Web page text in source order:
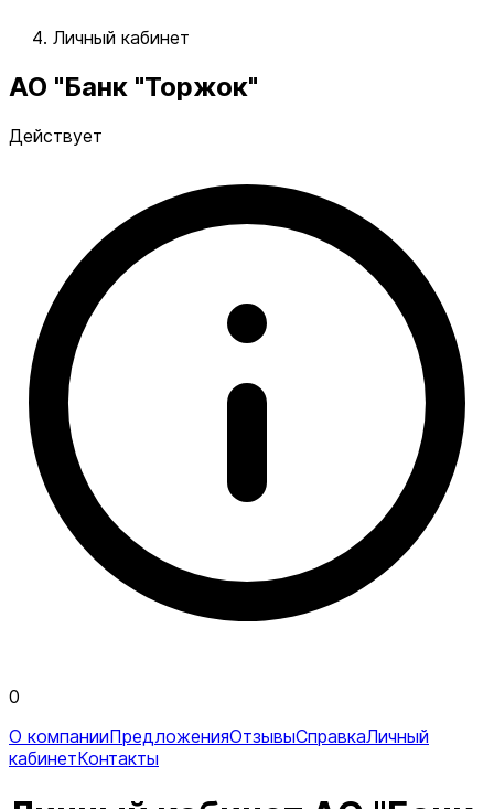
Личный кабинет
АО "Банк "Торжок"
Действует
0
О компанииПредложенияОтзывыСправкаЛичный
кабинетКонтакты